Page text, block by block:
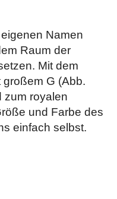
Namen
Raum der
Mit dem
G (Abb.
zum royalen
und Farbe des
einfach selbst.